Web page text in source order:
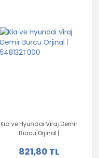
Kia ve Hyundai Viraj Demir
Burcu Orjinal |
821,80 TL